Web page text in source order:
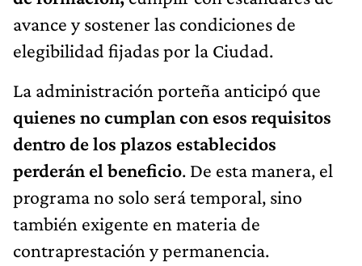
avance y sostener las condiciones de
elegibilidad fijadas por la Ciudad.
La administración porteña anticipó que
quienes no cumplan con esos requisitos
dentro de los plazos establecidos
perderán el beneficio. De esta manera, el
programa no solo será temporal, sino
también exigente en materia de
contraprestación y permanencia.